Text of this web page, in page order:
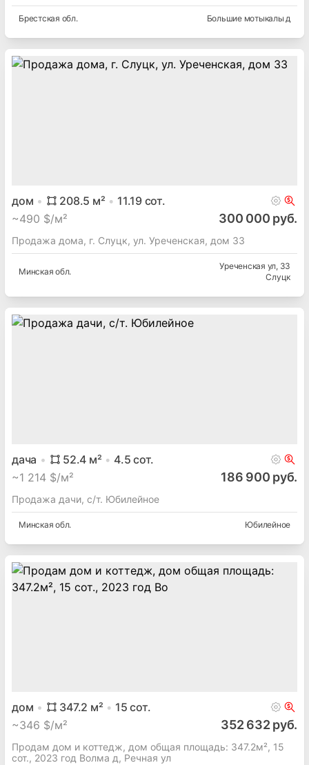
Брестская обл. Большие мотыкалы д
дом 208.5 м² 11.19сот.
~490 $/м² 300 000 руб.
Продажа дома, г. Слуцк, ул. Уреченская, дом 33
Минская обл.
Уреченская ул, 33
Слуцк
дача 52.4 м² 4.5 сот.
~1 214 $/м² 186 900 руб.
Продажа дачи, с/т. Юбилейное
Минская обл. Юбилейное
дом 347.2 м² 15 сот.
~346 $/м² 352 632 руб.
Продам дом и коттедж, дом общая площадь: 347.2м², 15
сот., 2023 год Волма д, Речная ул